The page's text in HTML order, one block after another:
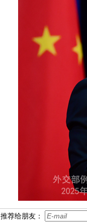
推荐给朋友：